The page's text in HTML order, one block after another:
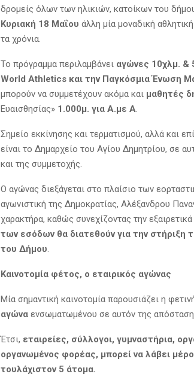
δρομείς όλων των ηλικιών, κατοίκων του
Κυριακή 18 Μαΐου άλλη μία μοναδική
τα χρόνια.
Το πρόγραμμα περιλαμβάνει αγώνες 10χλμ. &
World Athletics και την Παγκόσμια Ένωση
μπορούν να συμμετέχουν ακόμα και μαθητές
Ευαισθησίας» 1.000μ. για Α.με Α
Σημείο εκκίνησης και τερματισμού, αλλά
είναι το Δημαρχείο του Αγίου Δημητρίου, σε
και της συμμετοχής.
Ο αγώνας διεξάγεται στο πλαίσιο των
αγωνιστική της Δημοκρατίας, Αλέξανδρου
χαρακτήρα, καθώς συνεχίζοντας την
των εσόδων θα διατεθούν για την στήριξη
του Δήμου
Καινοτομία φέτος, ο εταιρικός αγώνας
Μία σημαντική καινοτομία παρουσιάζει η
αγώνα ενσωματωμένου σε αυτόν της
Έτσι, εταιρείες, σύλλογοι, γυμναστήρια,
οργανωμένος φορέας, μπορεί να λάβει
τουλάχιστον 5 άτομα.